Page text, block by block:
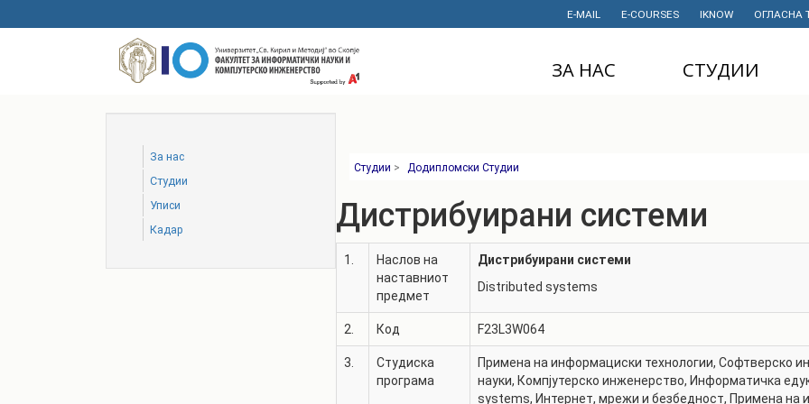
to
E-MAIL E-COURSES IKNOW ОГЛАСНА
ЗА НАС
НАУЧНА
ДЕЈНОСТ
ФИНАНСИИ
ИСТОРИЈАТ
ФИНКИ Е МОЈ
СТУДИИ
ДОКТОРСКИ
СТУДИИ
СТУДЕНТСКА
СТУДЕНТСКИ
ОРГАНИЗАЦИИ
За нас
Студии
Уписи
Кадар
Студии > Додипломски Студии
Дистрибуирани системи
1.
Наслов на
наставниот
предмет
Дистрибуирани системи
Distributed systems
2. Код F23L3W064
3.
Студиска
програма
Примена на информациски технологии, Софтверско
науки, Компјутерско инженерство, Информатичка
systems, Интернет, мрежи и безбедност, Примена на